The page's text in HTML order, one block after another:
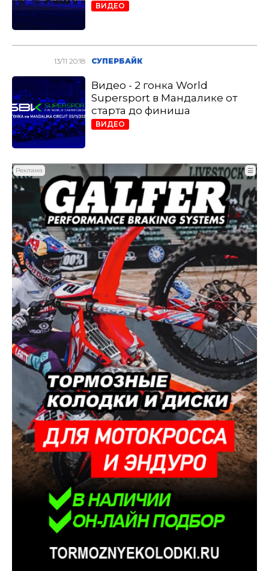
ВИДЕО
13/11 20:18 СУПЕРБАЙК
Видео - 2 гонка World
Supersport в Мандалике от
старта до финиша
ВИДЕО
Реклама ☰